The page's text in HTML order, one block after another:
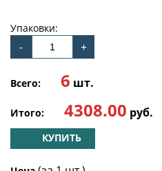
Упаковки:
Всего: 6 шт.
Итого: 4308.00 руб.
КУПИТЬ